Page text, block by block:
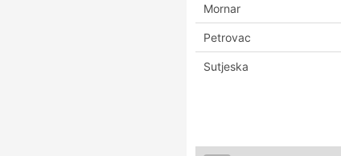
Mornar
Petrovac
Sutjeska